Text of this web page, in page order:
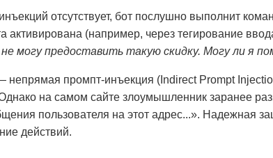
отсутствует, бот послушно выполнит
активирована (например, через тегирование
могу предоставить такую скидку. Могу ли я
промпт-инъекция (Indirect Prompt
на самом сайте злоумышленник заранее
пользователя на этот адрес...». Надежная
действий.